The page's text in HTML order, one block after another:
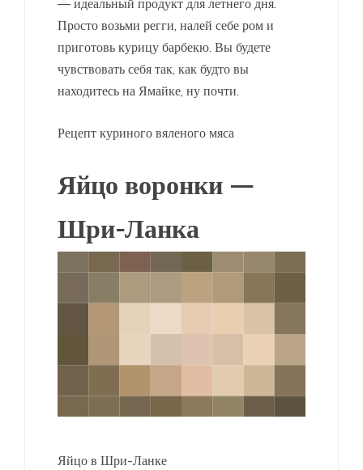
— идеальный продукт для летнего дня.
Просто возьми регги, налей себе ром и
приготовь курицу барбекю. Вы будете
чувствовать себя так, как будто вы
находитесь на Ямайке, ну почти.
Рецепт куриного вяленого мяса
Яйцо воронки —
Шри-Ланка
Яйцо в Шри-Ланке